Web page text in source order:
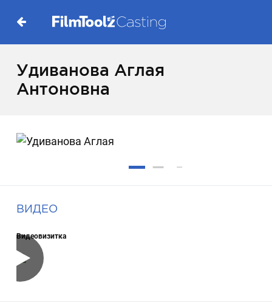
Удиванова Аглая
Антоновна
ВИДЕО
Видеовизитка